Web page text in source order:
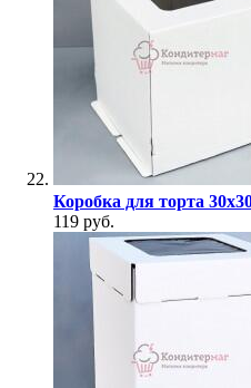
Коробка для торта
119 руб.